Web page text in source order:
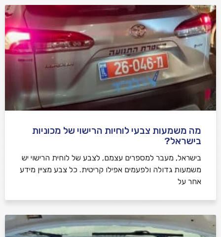
מה משמעות צבעי לוחיות הרישוי של מכוניות
בישראל?
בישראל, מעבר למספרים עצמם, לצבע של לוחית הרישוי יש
משמעות גדולה ולפעמים אפילו קריטית. כל צבע מציין מידע
אחר על